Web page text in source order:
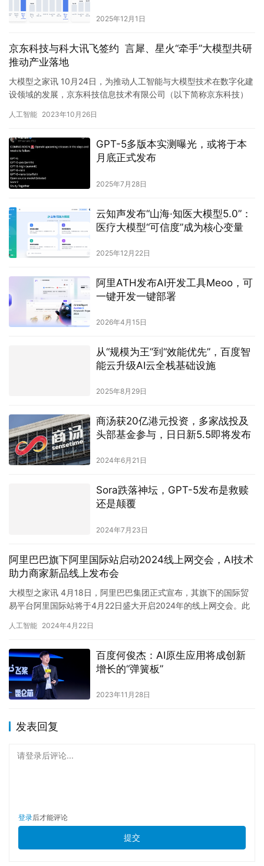
2025年12月1日
京东科技与科大讯飞签约 言犀、星火“牵手”大模型共研
推动产业落地
大模型之家讯 10月24日，为推动人工智能与大模型技术在数字化建
设领域的发展，京东科技信息技术有限公司（以下简称京东科技）
人工智能 2023年10月26日
GPT-5多版本实测曝光，或将于本
月底正式发布
2025年7月28日
云知声发布“山海·知医大模型5.0”：
医疗大模型“可信度”成为核心变量
2025年12月22日
阿里ATH发布AI开发工具Meoo，可
一键开发一键部署
2026年4月15日
从“规模为王”到“效能优先”，百度智
能云升级AI云全栈基础设施
2025年8月29日
商汤获20亿港元投资，多家战投及
头部基金参与，日日新5.5即将发布
2024年6月21日
Sora跌落神坛，GPT-5发布是救赎
还是颠覆
2024年7月23日
阿里巴巴旗下阿里国际站启动2024线上网交会，AI技术
助力商家新品线上发布会
大模型之家讯 4月18日，阿里巴巴集团正式宣布，其旗下的国际贸
易平台阿里国际站将于4月22日盛大开启2024年的线上网交会。此
人工智能 2024年4月22日
百度何俊杰：AI原生应用将成创新
增长的“弹簧板”
2023年11月28日
发表回复
请登录后评论...
登录后才能评论
提交